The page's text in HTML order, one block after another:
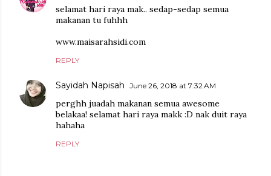
selamat hari raya mak.. sedap-sedap semua
makanan tu fuhhh
www.maisarahsidi.com
REPLY
Sayidah Napisah June 26, 2018 at 7:32 AM
perghh juadah makanan semua awesome
belakaa! selamat hari raya makk :D nak duit raya
hahaha
REPLY